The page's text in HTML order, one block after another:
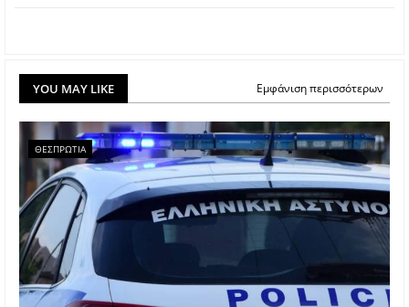
YOU MAY LIKE Εμφάνιση περισσότερων
ΘΕΣΠΡΩΤΙΑ